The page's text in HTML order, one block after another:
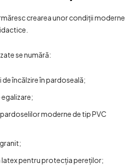
crearea unor condiții moderne
se numără:
încălzire în pardoseală;
moderne de tip PVC
latex pentru protecția pereților;